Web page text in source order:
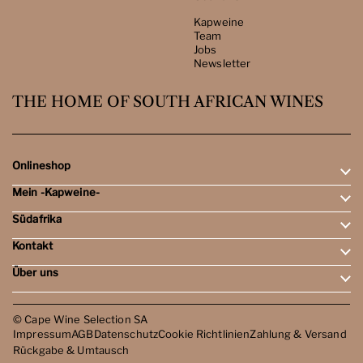
Kapweine
Team
Jobs
Newsletter
THE HOME OF SOUTH AFRICAN WINES
Onlineshop
Rotweine
Weissweine
Schaumweine
Tasting-Sets
Dessert- & Port-Weine
Mein -Kapweine-
Mein Konto
Meine Bestellungen
Wunschliste
Südafrika
Weingebiete
Weingüter
Weinbewertungen
Reisen
Kontakt
Öffnungszeiten
Kontakt
Über uns
Kapweine
Team
Jobs
Newsletter
© Cape Wine Selection SA
ImpressumAGBDatenschutzCookie RichtlinienZahlung & Versand
Rückgabe & Umtausch